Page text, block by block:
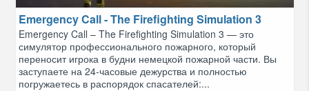
Emergency Call - The Firefighting Simulation 3
Emergency Call – The Firefighting Simulation 3 — это
симулятор профессионального пожарного, который
переносит игрока в будни немецкой пожарной части. Вы
заступаете на 24-часовые дежурства и полностью
погружаетесь в распорядок спасателей:...